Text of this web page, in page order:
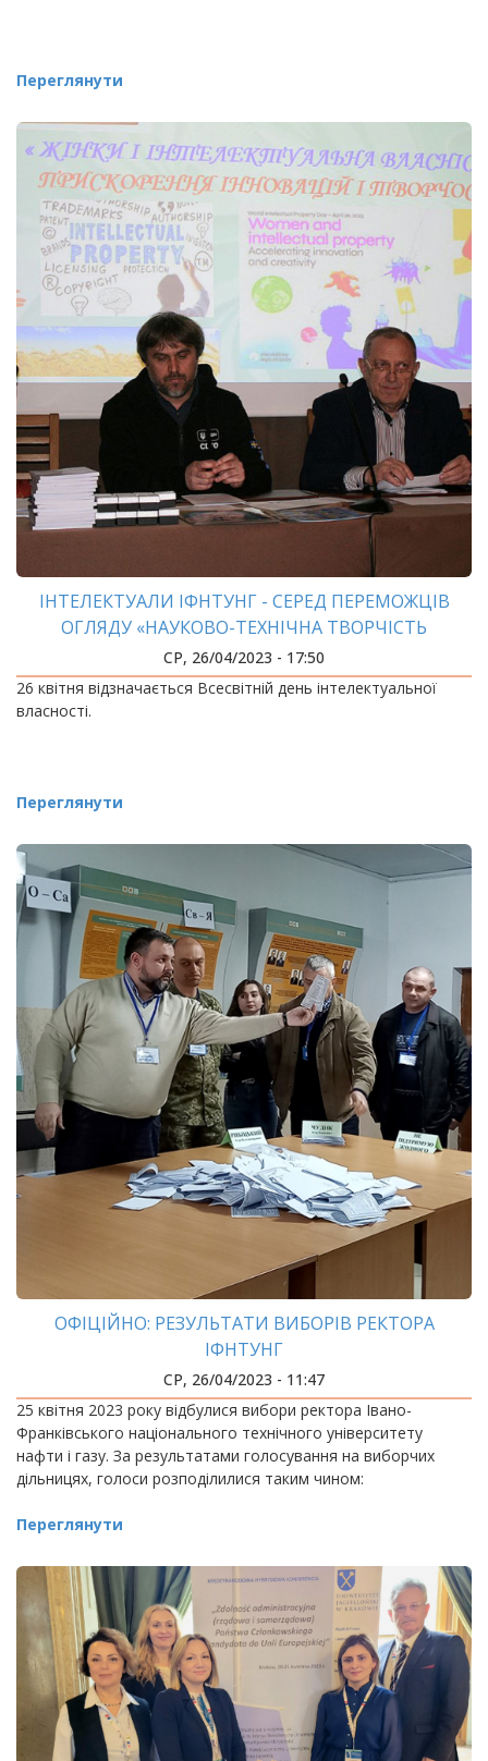
Переглянути
ІНТЕЛЕКТУАЛИ ІФНТУНГ - СЕРЕД ПЕРЕМОЖЦІВ
ОГЛЯДУ «НАУКОВО-ТЕХНІЧНА ТВОРЧІСТЬ
ПРИКАРПАТТЯ»
СР, 26/04/2023 - 17:50
26 квітня відзначається Всесвітній день інтелектуальної
власності.
Переглянути
ОФІЦІЙНО: РЕЗУЛЬТАТИ ВИБОРІВ РЕКТОРА
ІФНТУНГ
СР, 26/04/2023 - 11:47
25 квітня 2023 року відбулися вибори ректора Івано-
Франківського національного технічного університету
нафти і газу. За результатами голосування на виборчих
дільницях, голоси розподілилися таким чином:
Переглянути